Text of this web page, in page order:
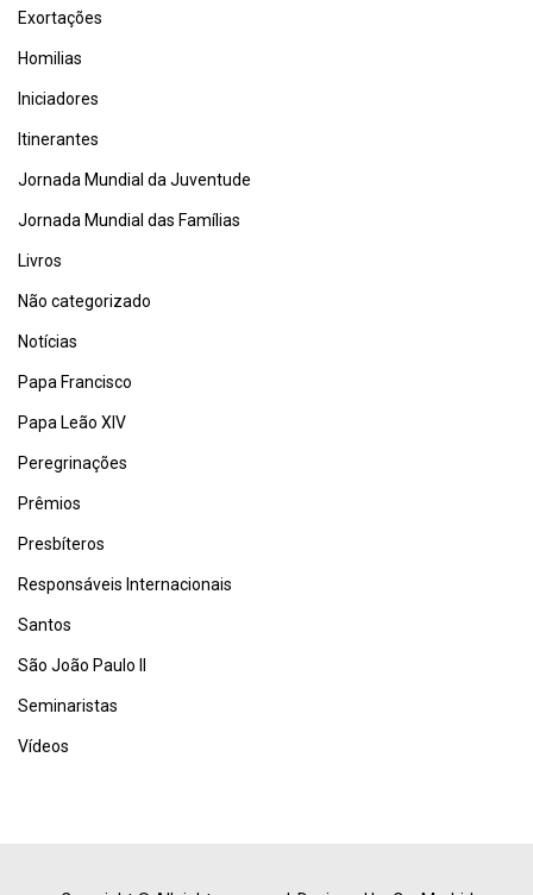
Exortações
Homilias
Iniciadores
Itinerantes
Jornada Mundial da Juventude
Jornada Mundial das Famílias
Livros
Não categorizado
Notícias
Papa Francisco
Papa Leão XIV
Peregrinações
Prêmios
Presbíteros
Responsáveis Internacionais
Santos
São João Paulo II
Seminaristas
Vídeos